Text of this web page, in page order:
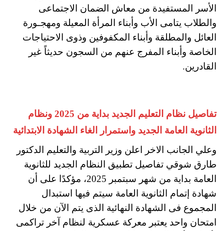
الأسر المستفيدة من معاش الضمان الاجتماعى
والطلاب يتامى الأب وأبناء المرأة المعيلة ومهجـورة
العائل والمطلقة وأبناء المكفوفين وذوى الاحتياجات
الخاصة وأبناء المفرج عنهم من السجون حديثاً غير
القادرين.
تفاصيل نظام التعليم الجديد بداية من 2025 ونظام
الثانوية العامة الجديد واستمرار الغاء الشهادة الابتدائية
وعلي الجانب الاخر اعلن وزير التربية والتعليم الدكتور
طارق شوقي تفاصيل تطبيق النظام الجديد للثانوية
العامة بداية من شهر سبتمبر 2025، مؤكدًا على أن
شهادة إتمام الثانوية العامة سيتم فيها استبدال
المجموع فى الشهادة النهائية الذى يتم الآن من خلال
امتحان واحد يعتبر معركة عسكرية لنظام آخر تراكمى